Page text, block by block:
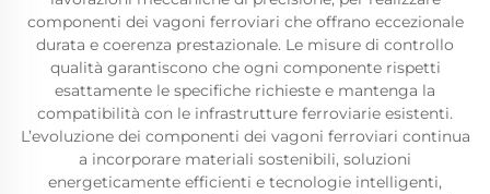
componenti dei vagoni ferroviari che offrano eccezionale
durata e coerenza prestazionale. Le misure di controllo
qualità garantiscono che ogni componente rispetti
esattamente le specifiche richieste e mantenga la
compatibilità con le infrastrutture ferroviarie esistenti.
L’evoluzione dei componenti dei vagoni ferroviari continua
a incorporare materiali sostenibili, soluzioni
energeticamente efficienti e tecnologie intelligenti,